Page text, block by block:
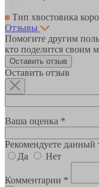
Тип хвостовика
Отзывы
Помогите другим
кто поделится своим
Оставить отзыв
Оставить отзыв
Ваша оценка *
Рекомендуете данный
Да
Нет
Комментарии *